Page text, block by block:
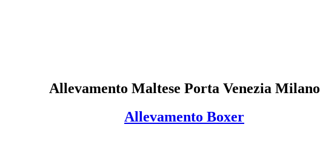
Allevamento Maltese Porta Venezia Milano
Allevamento Boxer